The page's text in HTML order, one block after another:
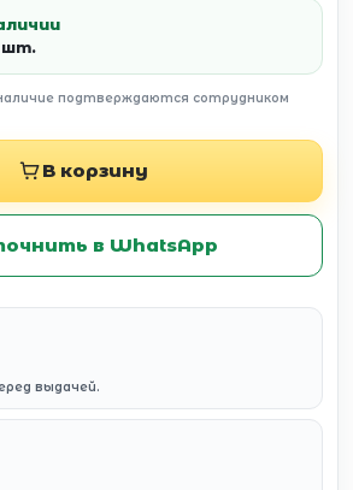
шт.
подтверждаются сотрудником
В корзину
в WhatsApp
выдачей.